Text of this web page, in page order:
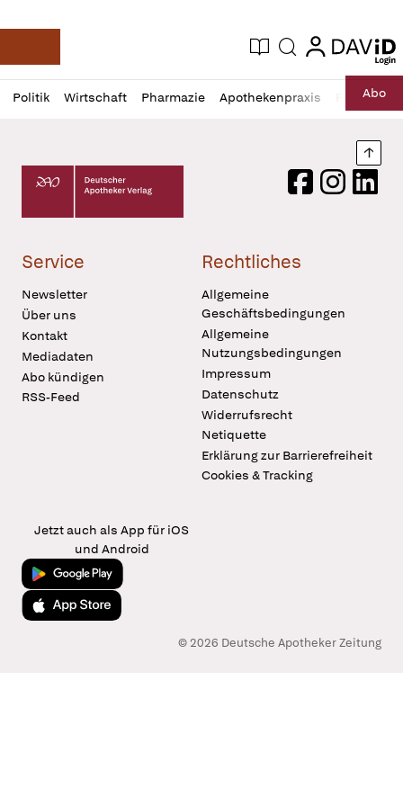
Deutsche Apotheker Zeitung
Aktuelle Ausgabe
Suche login
login
Politik Wirtschaft Pharmazie Apothekenpraxis RechtAbo
Profil
öffnen
Daz
Pur
Deutscher Apotheker Verlag Logo
FacebookInstagram
Service
Newsletter
Über uns
Kontakt
Mediadaten
Abo kündigen
RSS-Feed
Rechtliches
Allgemeine
Geschäftsbedingungen
Allgemeine
Nutzungsbedingungen
Impressum
Datenschutz
Widerrufsrecht
Netiquette
Erklärung zur Barrierefreiheit
Cookies & Tracking
Jetzt auch als App für iOS
und Android
Jetzt bei Google Play
Laden im App Store
© 2026 Deutsche Apotheker Zeitung